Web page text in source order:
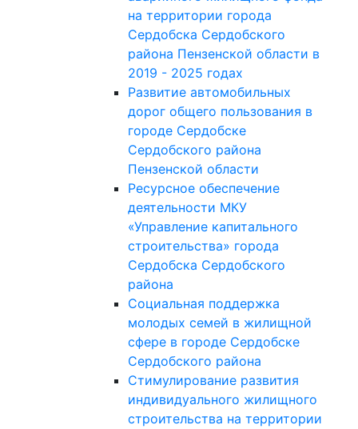
на территории города
Сердобска Сердобского
района Пензенской области в
2019 - 2025 годах
Развитие автомобильных
дорог общего пользования в
городе Сердобске
Сердобского района
Пензенской области
Ресурсное обеспечение
деятельности МКУ
«Управление капитального
строительства» города
Сердобска Сердобского
района
Социальная поддержка
молодых семей в жилищной
сфере в городе Сердобске
Сердобского района
Стимулирование развития
индивидуального жилищного
строительства на территории